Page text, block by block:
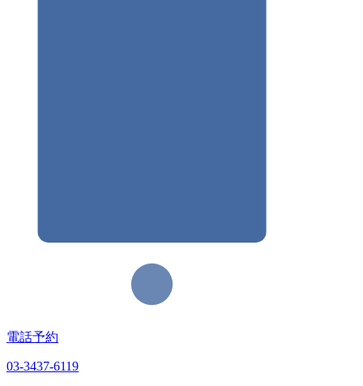
電話予約
03-3437-6119